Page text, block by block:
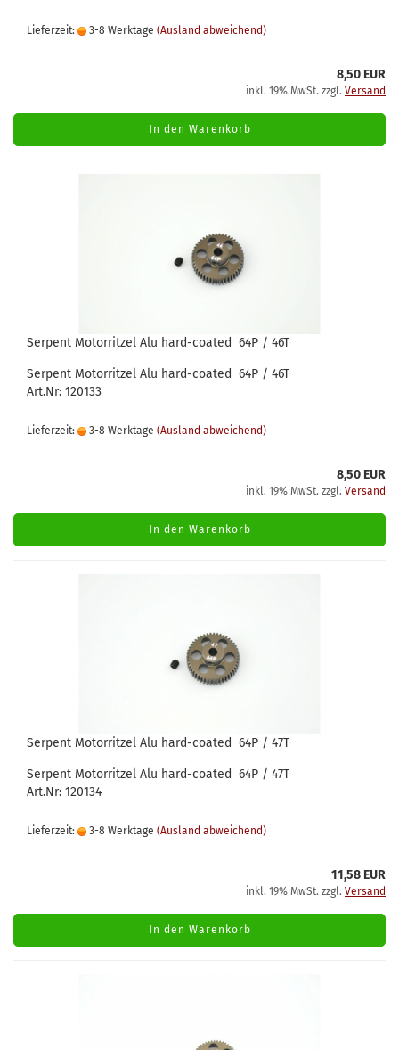
Lieferzeit: 3-8 Werktage (Ausland abweichend)
8,50 EUR
inkl. 19% MwSt. zzgl. Versand
In den Warenkorb
Serpent Motorritzel Alu hard-coated 64P / 46T
Serpent Motorritzel Alu hard-coated 64P / 46T
Art.Nr: 120133
Lieferzeit: 3-8 Werktage (Ausland abweichend)
8,50 EUR
inkl. 19% MwSt. zzgl. Versand
In den Warenkorb
Serpent Motorritzel Alu hard-coated 64P / 47T
Serpent Motorritzel Alu hard-coated 64P / 47T
Art.Nr: 120134
Lieferzeit: 3-8 Werktage (Ausland abweichend)
11,58 EUR
inkl. 19% MwSt. zzgl. Versand
In den Warenkorb